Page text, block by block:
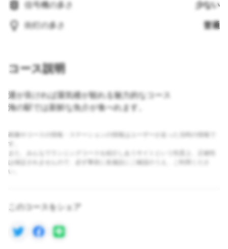
信号機の多さ 少ない
街灯の多さ 普通
コース説明
運が良ければ蜃気楼が観れる魅力的なコース
海の駅では新鮮な魚介が食べれます。
画像やコースの情報・ステーションの情報はユーザーが走った当時の情報で
す。
また、みんなでランニングコースを紹介しあうサイトという性質上、正確性
は保証されませんので、必ず事前に各施設にご確認のうえ、ご利用くださ
い。
このコースをシェア